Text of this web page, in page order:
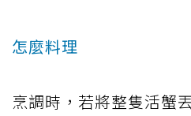
怎麼料理
烹調時，若將整隻活蟹